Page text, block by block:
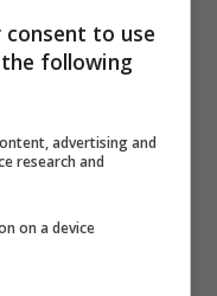
senzato use
following
advertising and
research and
on a device